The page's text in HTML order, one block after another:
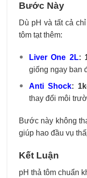
Bước Này
Dù pH và tất cả
tôm tạt thêm:
Liver One 2L:
giống ngay ban
Anti Shock:
thay đổi môi
Bước này không
giúp hao đầu vụ
Kết Luận
pH thả tôm chuẩn